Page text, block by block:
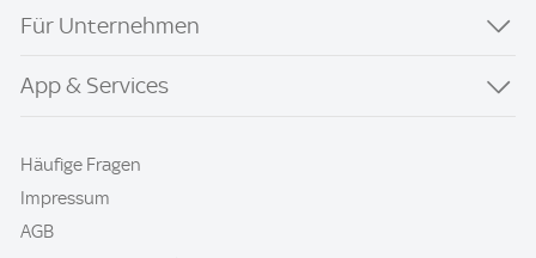
Für Unternehmen
App & Services
Häufige Fragen
Impressum
AGB